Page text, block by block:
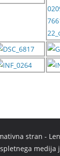
stran -
medija